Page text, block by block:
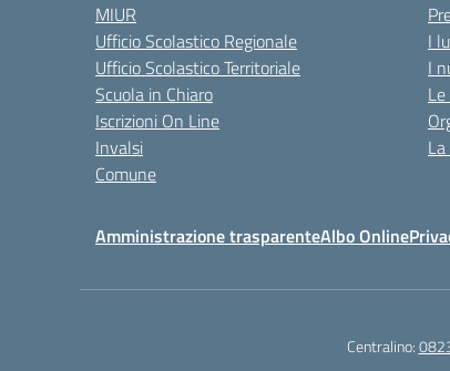
MIUR
Ufficio Scolastico Regionale
Ufficio Scolastico Territoriale
Scuola in Chiaro
Iscrizioni On Line
Invalsi
Comune
I
I
Amministrazione trasparenteAlbo Online
Centralino: